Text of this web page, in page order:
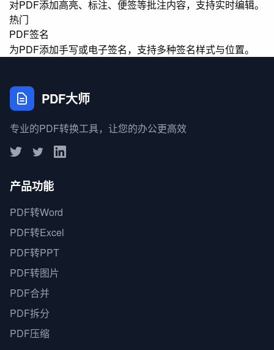
对PDF添加高亮、标注、便签等批注内容，支持实时编辑。
热门
PDF签名
为PDF添加手写或电子签名，支持多种签名样式与位置。
PDF大师
专业的PDF转换工具，让您的办公更高效
产品功能
PDF转Word
PDF转Excel
PDF转PPT
PDF转图片
PDF合并
PDF拆分
PDF压缩